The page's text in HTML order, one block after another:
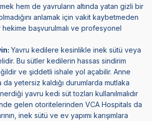
hem de yavruların altında yatan gizli bir
anlamak için vakit kaybetmeden
başvurulmalı ve profesyonel
Yavru kedilere kesinlikle inek sütü veya
Bu sütler kedilerin hassas sindirim
ve şiddetli ishale yol açabilir. Anne
da yetersiz kaldığı durumlarda mutlaka
yavru kedi süt tozları kullanılmalıdır
gelen otoritelerinden VCA Hospitals da
inek sütü ve ev yapımı karışımlara